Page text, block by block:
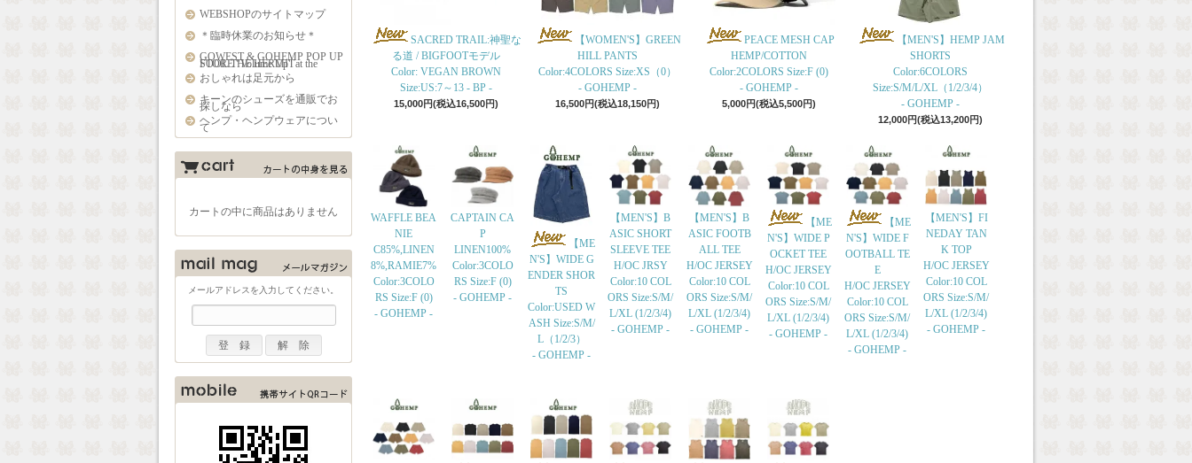
WEBSHOPのサイトマップ
＊臨時休業のお知らせ＊
GOWEST & GOHEMP POP UP
STORE "Volume Up" at the FOOL THE HERMIT
おしゃれは足元から
キーンのシューズを通販でお
探しなら
ヘンプ・ヘンプウェアについ
て
カートの中に商品はありません
メールアドレスを入力してください。
SACRED TRAIL:神聖な
る道 / BIGFOOTモデル
Color: VEGAN BROWN
Size:US:7～13 - BP -
15,000円(税込16,500円)
【WOMEN'S】GREEN
HILL PANTS
Color:4COLORS Size:XS（0）
- GOHEMP -
16,500円(税込18,150円)
PEACE MESH CAP
HEMP/COTTON
Color:2COLORS Size:F (0)
- GOHEMP -
5,000円(税込5,500円)
【MEN'S】HEMP JAM
SHORTS
Color:6COLORS
Size:S/M/L/XL（1/2/3/4）
- GOHEMP -
12,000円(税込13,200円)
WAFFLE BEA
NIE
C85%,LINEN
8%,RAMIE7%
Color:3COLO
RS Size:F (0)
- GOHEMP -
CAPTAIN CA
P
LINEN100%
Color:3COLO
RS Size:F (0)
- GOHEMP -
【ME
N'S】WIDE G
ENDER SHOR
TS
Color:USED W
ASH Size:S/M/
L（1/2/3）
- GOHEMP -
【MEN'S】B
ASIC SHORT
SLEEVE TEE
H/OC JRSY
Color:10 COL
ORS Size:S/M/
L/XL (1/2/3/4)
- GOHEMP -
【MEN'S】B
ASIC FOOTB
ALL TEE
H/OC JERSEY
Color:10 COL
ORS Size:S/M/
L/XL (1/2/3/4)
- GOHEMP -
【ME
N'S】WIDE P
OCKET TEE
H/OC JERSEY
Color:10 COL
ORS Size:S/M/
L/XL (1/2/3/4)
- GOHEMP -
【ME
N'S】WIDE F
OOTBALL TE
E
H/OC JERSEY
Color:10 COL
ORS Size:S/M/
L/XL (1/2/3/4)
- GOHEMP -
【MEN'S】FI
NEDAY TAN
K TOP
H/OC JERSEY
Color:10 COL
ORS Size:S/M/
L/XL (1/2/3/4)
- GOHEMP -